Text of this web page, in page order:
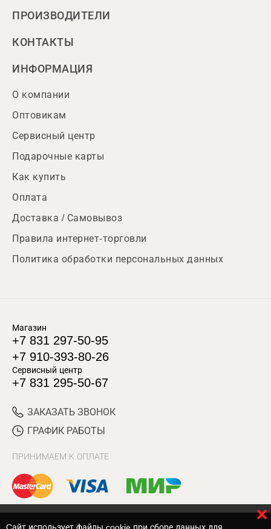
ПРОИЗВОДИТЕЛИ
КОНТАКТЫ
ИНФОРМАЦИЯ
О компании
Оптовикам
Сервисный центр
Подарочные карты
Как купить
Оплата
Доставка / Самовывоз
Правила интернет-торговли
Политика обработки персональных данных
Магазин
+7 831 297-50-95
+7 910-393-80-26
Сервисный центр
+7 831 295-50-67
ЗАКАЗАТЬ ЗВОНОК
ГРАФИК РАБОТЫ
ПРИНИМАЕМ К ОПЛАТЕ